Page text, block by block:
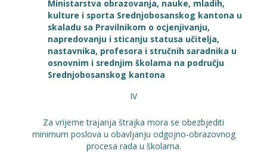
Ministarstva obrazovanja, nauke, mladih,
kulture i sporta Srednjobosanskog kantona u
skaladu sa Pravilnikom o ocjenjivanju,
napredovanju i sticanju statusa učitelja,
nastavnika, profesora i stručnih saradnika u
osnovnim i srednjim školama na području
Srednjobosanskog kantona
IV
Za vrijeme trajanja štrajka mora se obezbjediti
minimum poslova u obavljanju odgojno-obrazovnog
procesa rada u školama.